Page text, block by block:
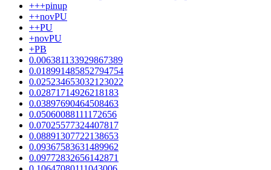
+++pinup
++novPU
++PU
+novPU
+PB
0.006381133929867389
0.018991485852794754
0.025234653032123022
0.02871714926218183
0.03897690464508463
0.05060088111172656
0.07025577324407817
0.08891307722138653
0.09367583631489962
0.09772832656142871